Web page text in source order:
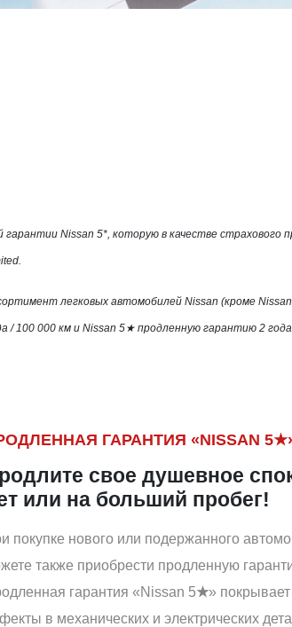
Nissan 5*, которую в качестве страхового
легковых автомобилей Nissan (кроме
100 000 км и Nissan 5★ продленную гарантию 2
ГАРАНТИЯ «NISSAN
свое душевное
или на больший пробег!
покупке нового или подержанного
также приобрести продленную
гарантия «Nissan 5★»
в механических и электрических